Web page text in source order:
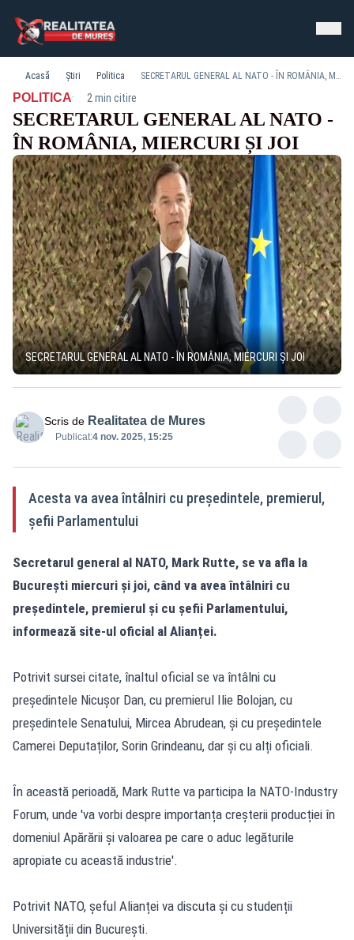
Acasă Știri Politica SECRETARUL GENERAL AL NATO - ÎN ROMÂNIA, MIERCURI ȘI JOI
POLITICA· 2 min citire
SECRETARUL GENERAL AL NATO -
ÎN ROMÂNIA, MIERCURI ȘI JOI
SECRETARUL GENERAL AL NATO - ÎN ROMÂNIA, MIERCURI ȘI JOI
Scris de Realitatea de Mures
Publicat:4 nov. 2025, 15:25
Acesta va avea întâlniri cu președintele, premierul,
șefii Parlamentului
Secretarul general al NATO, Mark Rutte, se va afla la
București miercuri și joi, când va avea întâlniri cu
președintele, premierul și cu șefii Parlamentului,
informează site-ul oficial al Alianței.
Potrivit sursei citate, înaltul oficial se va întâlni cu
președintele Nicușor Dan, cu premierul Ilie Bolojan, cu
președintele Senatului, Mircea Abrudean, și cu președintele
Camerei Deputaților, Sorin Grindeanu, dar și cu alți oficiali.
În această perioadă, Mark Rutte va participa la NATO-Industry
Forum, unde 'va vorbi despre importanța creșterii producției în
domeniul Apărării și valoarea pe care o aduc legăturile
apropiate cu această industrie'.
Potrivit NATO, șeful Alianței va discuta și cu studenții
Universității din București.